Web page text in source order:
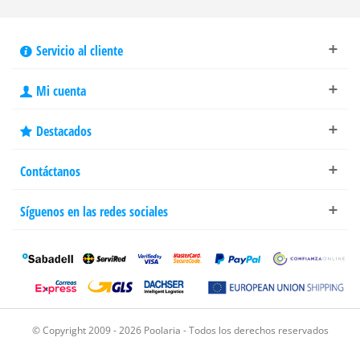
Servicio al cliente
Mi cuenta
Destacados
Contáctanos
Síguenos en las redes sociales
© Copyright 2009 - 2026 Poolaria - Todos los derechos reservados